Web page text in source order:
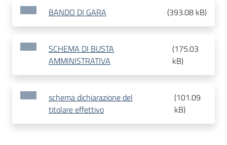
BANDO DI GARA (393.08 kB)
SCHEMA DI BUSTA
AMMINISTRATIVA
(175.03
kB)
schema dichiarazione del
titolare effettivo
(101.09
kB)